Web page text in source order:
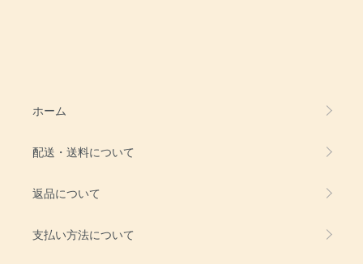
ホーム
配送・送料について
返品について
支払い方法について